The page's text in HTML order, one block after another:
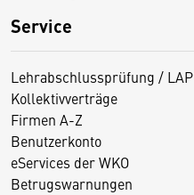
Service
Lehrabschlussprüfung / LAP
Kollektivverträge
Firmen A-Z
Benutzerkonto
eServices der WKO
Betrugswarnungen